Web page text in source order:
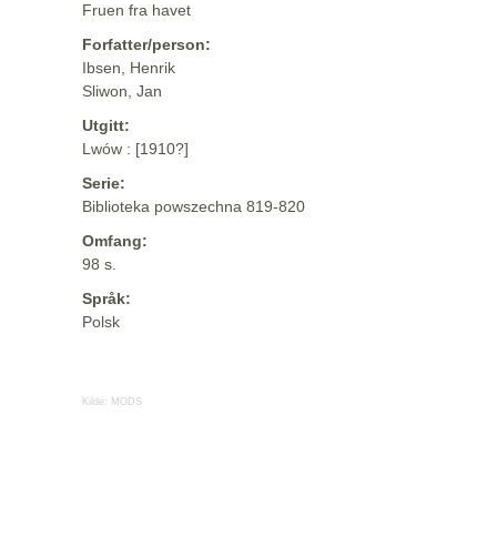
Fruen fra havet
Forfatter/person:
Ibsen, Henrik
Sliwon, Jan
Utgitt:
Lwów : [1910?]
Serie:
Biblioteka powszechna 819-820
Omfang:
98 s.
Språk:
Polsk
Kilde: MODS